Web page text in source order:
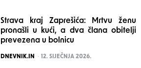
Strava kraj Zaprešića: Mrtvu ženu
pronašli u kući, a dva člana obitelji
prevezena u bolnicu
POSTED
DNEVNIK.IN 12. SIJEČNJA 2026.